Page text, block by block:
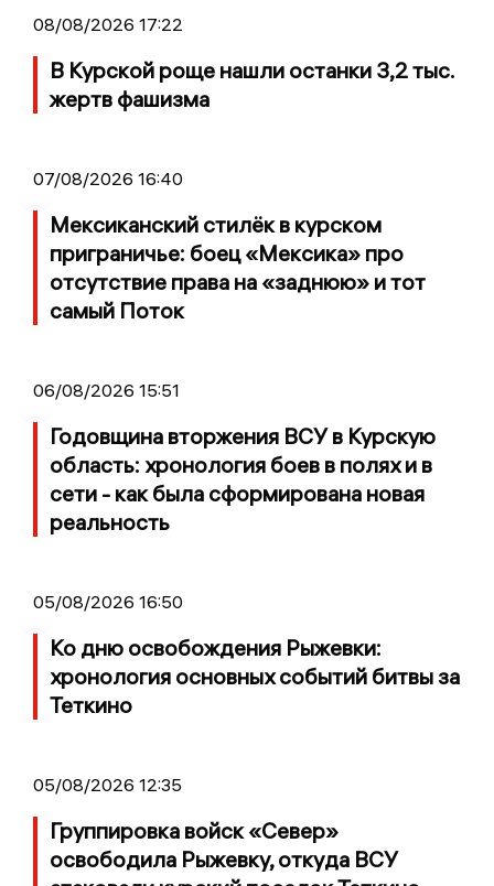
08/08/2026 17:22
В Курской роще нашли останки 3,2 тыс.
жертв фашизма
07/08/2026 16:40
Мексиканский стилёк в курском
приграничье: боец «Мексика» про
отсутствие права на «заднюю» и тот
самый Поток
06/08/2026 15:51
Годовщина вторжения ВСУ в Курскую
область: хронология боев в полях и в
сети - как была сформирована новая
реальность
05/08/2026 16:50
Ко дню освобождения Рыжевки:
хронология основных событий битвы за
Теткино
05/08/2026 12:35
Группировка войск «Север»
освободила Рыжевку, откуда ВСУ